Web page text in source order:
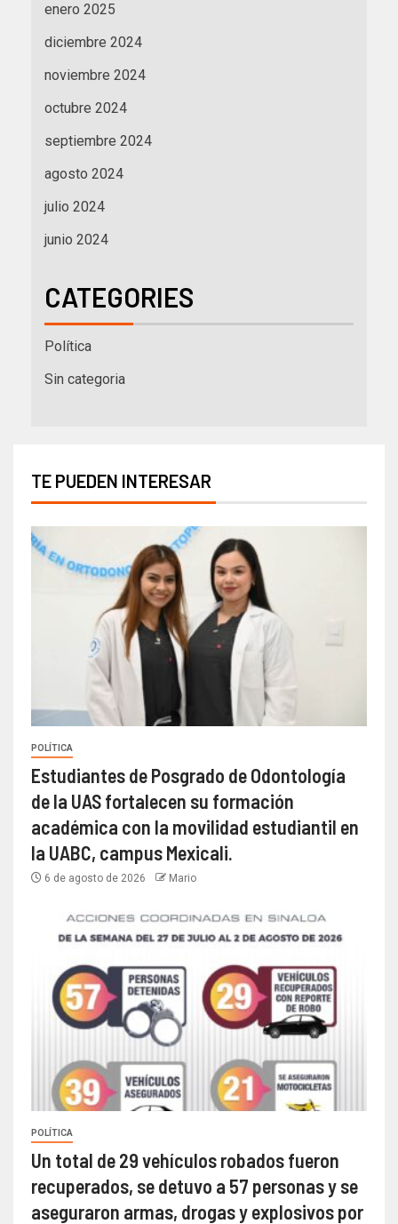
enero 2025
diciembre 2024
noviembre 2024
octubre 2024
septiembre 2024
agosto 2024
julio 2024
junio 2024
CATEGORIES
Política
Sin categoria
TE PUEDEN INTERESAR
POLÍTICA
Estudiantes de Posgrado de Odontología
de la UAS fortalecen su formación
académica con la movilidad estudiantil en
la UABC, campus Mexicali.
6 de agosto de 2026 Mario
POLÍTICA
Un total de 29 vehículos robados fueron
recuperados, se detuvo a 57 personas y se
aseguraron armas, drogas y explosivos por